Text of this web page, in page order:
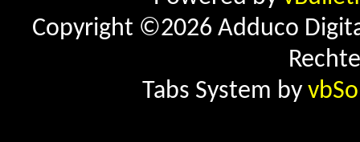
Copyright ©2026 Adduco
Tabs System by